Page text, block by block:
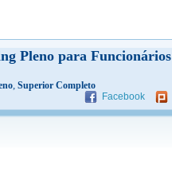
Pleno para Funcionários
, Superior Completo
Facebook